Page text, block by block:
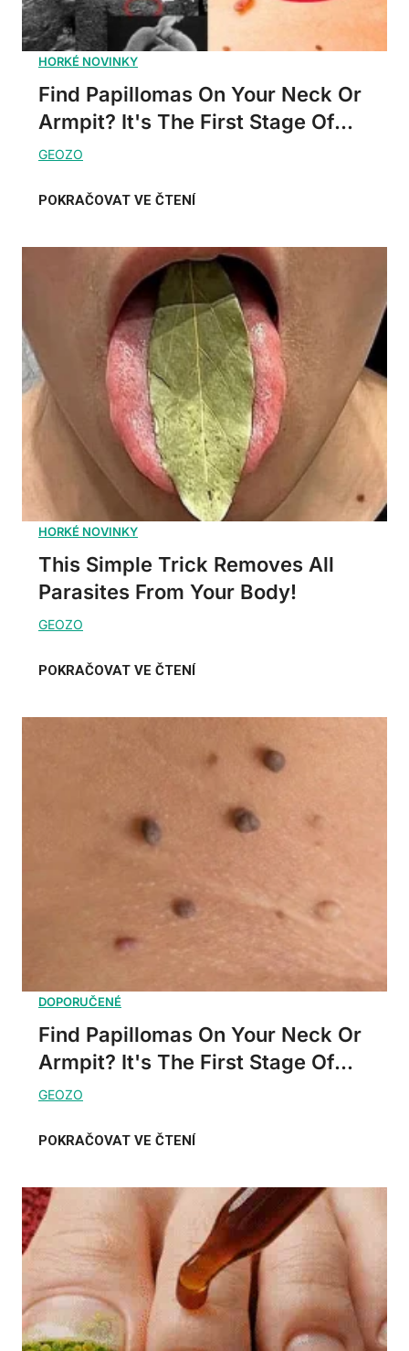
Find Papillomas On Your Neck Or
Armpit? It's The First Stage Of...
This Simple Trick Removes All
Parasites From Your Body!
Find Papillomas On Your Neck Or
Armpit? It's The First Stage Of...